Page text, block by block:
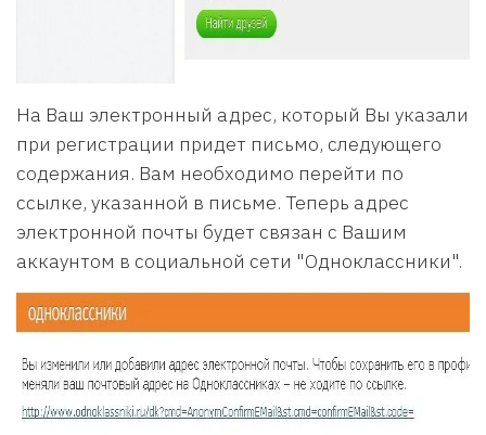
На Ваш электронный адрес, который Вы указали
при регистрации придет письмо, следующего
содержания. Вам необходимо перейти по
ссылке, указанной в письме. Теперь адрес
электронной почты будет связан с Вашим
аккаунтом в социальной сети "Одноклассники".